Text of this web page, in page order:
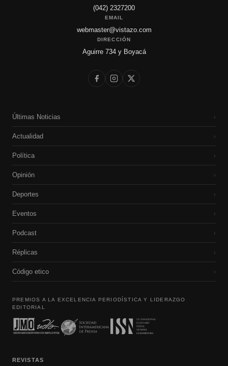
(042) 2327200
EMAIL
webmaster@vistazo.com
DIRECCIÓN
Aguirre 734 y Boyacá
Últimas Noticias ›
Actualidad ›
Política ›
Opinión ›
Deportes ›
Eventos ›
Podcast ›
Réplicas ›
Código etico ›
PREMIOS A LA EXCELENCIA PERIODÍSTICA Y LIDERAZGO
EDITORIAL
REVISTAS